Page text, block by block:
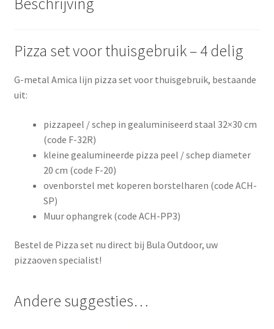
Pizza set voor thuisgebruik – 4 delig
G-metal Amica lijn pizza set voor thuisgebruik, bestaande
uit:
pizzapeel / schep in gealuminiseerd staal 32×30 cm
(code F-32R)
kleine gealumineerde pizza peel / schep diameter
20 cm (code F-20)
ovenborstel met koperen borstelharen (code ACH-
SP)
Muur ophangrek (code ACH-PP3)
Bestel de Pizza set nu direct bij Bula Outdoor, uw
pizzaoven specialist!
Andere suggesties…